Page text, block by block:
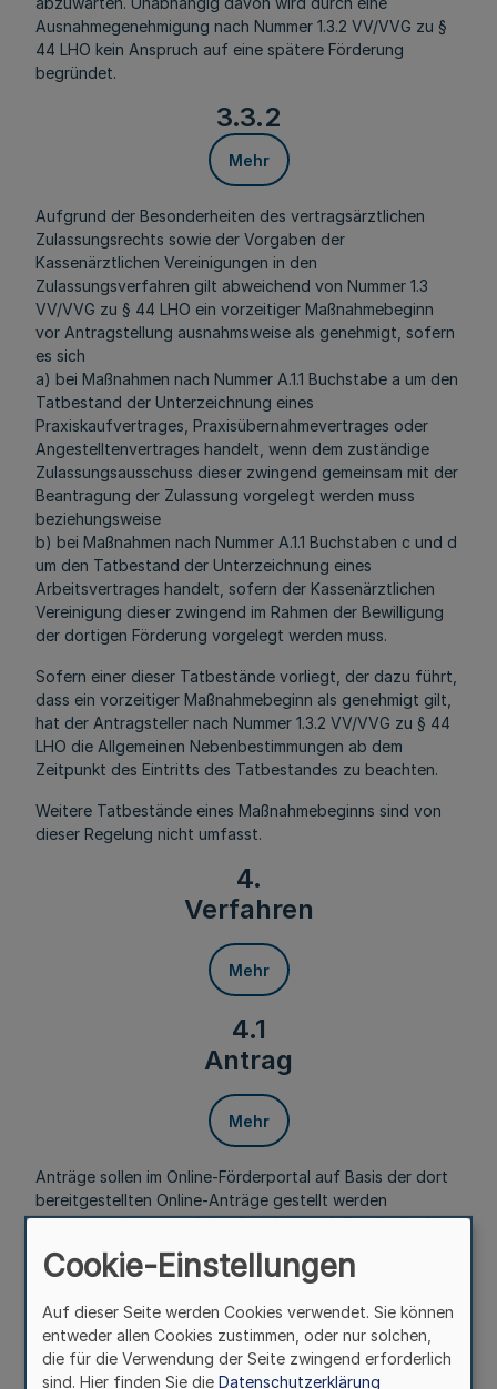
Ausnahmegenehmigung nach Nummer 1.3.2 VV/VVG zu §
44 LHO kein Anspruch auf eine spätere Förderung
begründet.
3.3.2
Mehr
Aufgrund der Besonderheiten des vertragsärztlichen
Zulassungsrechts sowie der Vorgaben der
Kassenärztlichen Vereinigungen in den
Zulassungsverfahren gilt abweichend von Nummer 1.3
VV/VVG zu § 44 LHO ein vorzeitiger Maßnahmebeginn
vor Antragstellung ausnahmsweise als genehmigt, sofern
es sich
a) bei Maßnahmen nach Nummer A.1.1 Buchstabe a um den
Tatbestand der Unterzeichnung eines
Praxiskaufvertrages, Praxisübernahmevertrages oder
Angestelltenvertrages handelt, wenn dem zuständige
Zulassungsausschuss dieser zwingend gemeinsam mit der
Beantragung der Zulassung vorgelegt werden muss
beziehungsweise
b) bei Maßnahmen nach Nummer A.1.1 Buchstaben c und d
um den Tatbestand der Unterzeichnung eines
Arbeitsvertrages handelt, sofern der Kassenärztlichen
Vereinigung dieser zwingend im Rahmen der Bewilligung
der dortigen Förderung vorgelegt werden muss.
Sofern einer dieser Tatbestände vorliegt, der dazu führt,
dass ein vorzeitiger Maßnahmebeginn als genehmigt gilt,
hat der Antragsteller nach Nummer 1.3.2 VV/VVG zu § 44
LHO die Allgemeinen Nebenbestimmungen ab dem
Zeitpunkt des Eintritts des Tatbestandes zu beachten.
Weitere Tatbestände eines Maßnahmebeginns sind von
dieser Regelung nicht umfasst.
4.
Verfahren
Mehr
4.1
Antrag
Mehr
Anträge sollen im Online-Förderportal auf Basis der dort
bereitgestellten Online-Anträge gestellt werden
(www.nordrhein-westfalen-foerdert.nrw). Zuständig für
zuständige Bezirksregierung, die sich aus der Anlage 1
Unterlagen finden sich in Teil B dieser Richtlinie.
4.2
Cookie-Einstellungen
Auf dieser Seite werden Cookies verwendet. Sie können
entweder allen Cookies zustimmen, oder nur solchen,
die für die Verwendung der Seite zwingend erforderlich
sind. Hier finden Sie die Datenschutzerklärung